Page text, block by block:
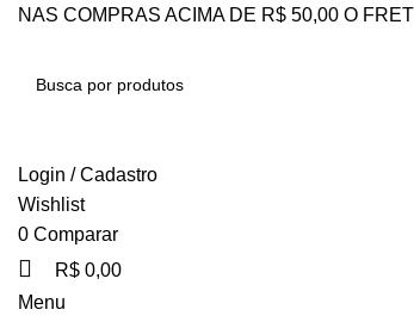
NAS COMPRAS ACIMA DE R$ 50,00 O
Login / Cadastro
Wishlist
0 Comparar
R$ 0,00
Menu